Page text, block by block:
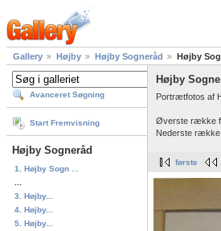
Gallery Højby Højby Sogneråd Højby
Avanceret Søgning
Start Fremvisning
Højby Sogneråd
1. Højby Sogn ...
3. Højby...
4. Højby...
5. Højby...
Højby
Portrætfotos af
Øverste række
Nederste række
første